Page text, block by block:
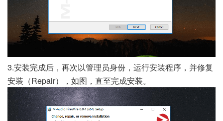
3.安装完成后，再次以管理员身份，运行安装程序，并修复
安装（Repair），如图，直至完成安装。